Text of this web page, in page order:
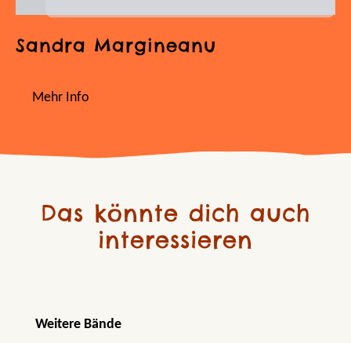
Sandra Margineanu
Mehr Info
Das könnte dich auch
interessieren
Produktgalerie überspringen
Weitere Bände